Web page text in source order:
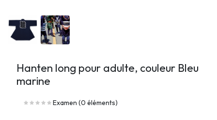
Hanten long pour adulte, couleur Bleu
marine
Examen (0 éléments)